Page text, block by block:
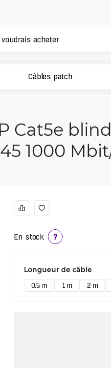
Câbles patch
Cat5e
1000
En stock ?
Longueur de câble
0.5 m 1 m 2 m